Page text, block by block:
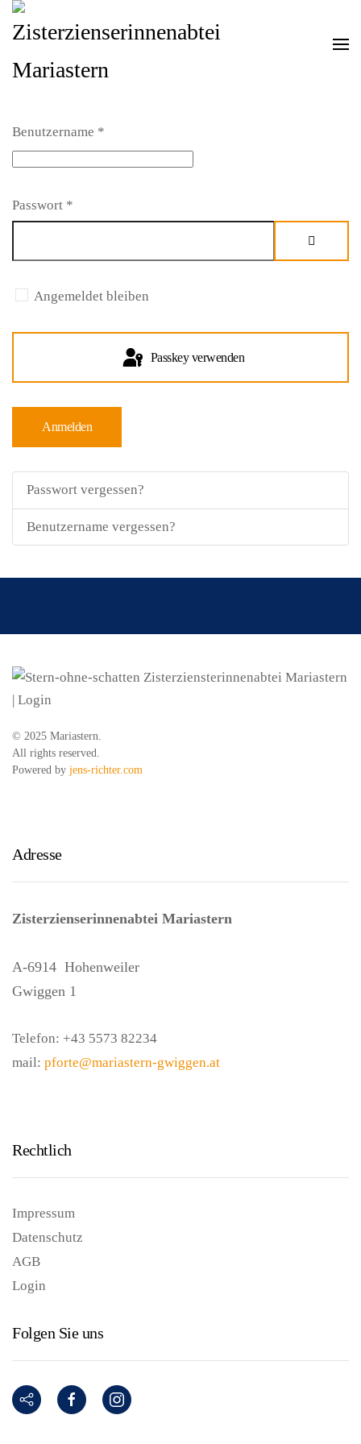
Benutzername *
Passwort *
Angemeldet bleiben
Passkey verwenden
Anmelden
Passwort vergessen?
Benutzername vergessen?
© 2025 Mariastern.
All rights reserved.
Powered by jens-richter.com
Adresse
Zisterzienserinnenabtei Mariastern
A-6914 Hohenweiler
Gwiggen 1
Telefon: +43 5573 82234
mail: pforte@mariastern-gwiggen.at
Rechtlich
Impressum
Datenschutz
AGB
Login
Folgen Sie uns